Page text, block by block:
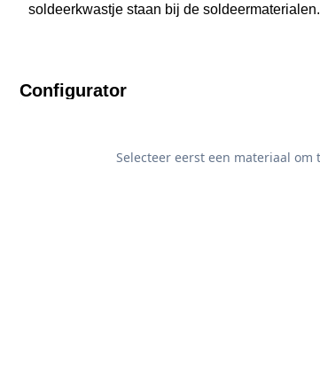
soldeerkwastje staan bij de soldeermaterialen.
Configurator